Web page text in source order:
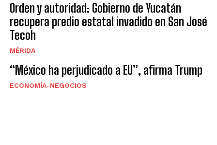
Orden y autoridad: Gobierno de Yucatán
recupera predio estatal invadido en San José
Tecoh
MÉRIDA
“México ha perjudicado a EU”, afirma Trump
ECONOMÍA-NEGOCIOS